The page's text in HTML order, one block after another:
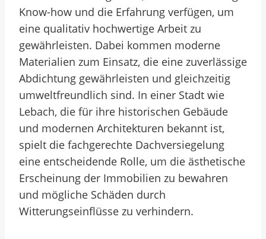
Know-how und die Erfahrung verfügen, um
eine qualitativ hochwertige Arbeit zu
gewährleisten. Dabei kommen moderne
Materialien zum Einsatz, die eine zuverlässige
Abdichtung gewährleisten und gleichzeitig
umweltfreundlich sind. In einer Stadt wie
Lebach, die für ihre historischen Gebäude
und modernen Architekturen bekannt ist,
spielt die fachgerechte Dachversiegelung
eine entscheidende Rolle, um die ästhetische
Erscheinung der Immobilien zu bewahren
und mögliche Schäden durch
Witterungseinflüsse zu verhindern.